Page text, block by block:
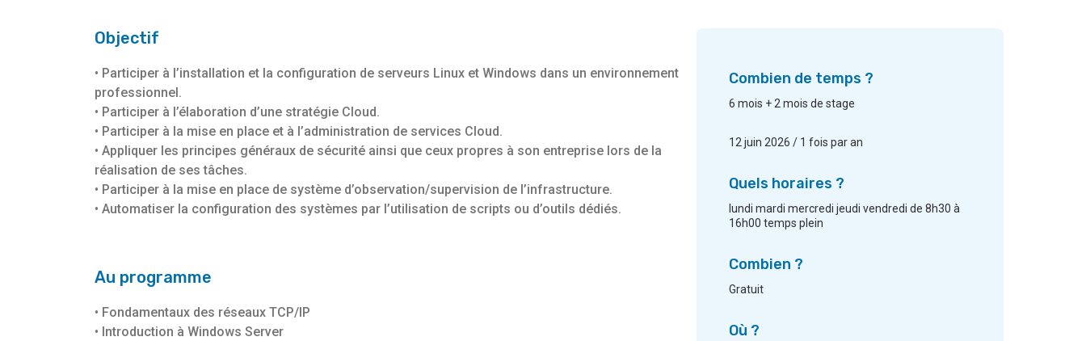
Objectif
• Participer à l’installation et la configuration de serveurs Linux et Windows dans un environnement
professionnel.
• Participer à l’élaboration d’une stratégie Cloud.
• Participer à la mise en place et à l’administration de services Cloud.
• Appliquer les principes généraux de sécurité ainsi que ceux propres à son entreprise lors de la
réalisation de ses tâches.
• Participer à la mise en place de système d’observation/supervision de l’infrastructure.
• Automatiser la configuration des systèmes par l’utilisation de scripts ou d’outils dédiés.
Au programme
• Fondamentaux des réseaux TCP/IP
• Introduction à Windows Server
Combien de temps ?
6 mois + 2 mois de stage
12 juin 2026 / 1 fois par an
Quels horaires ?
lundi mardi mercredi jeudi vendredi de 8h30 à
16h00 temps plein
Combien ?
Gratuit
Où ?